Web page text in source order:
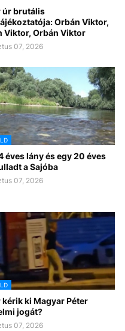
úr brutális
Orbán Viktor,
Viktor, Orbán Viktor
07, 2026
éves lány és egy 20 éves
a Sajóba
07, 2026
ki Magyar Péter
jogát?
07, 2026